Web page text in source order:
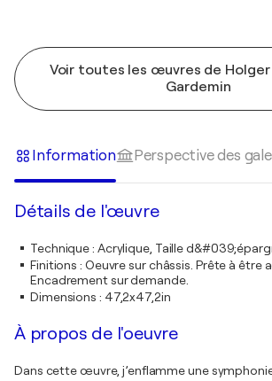
Voir toutes les œuvres de Holger
Gardemin
Information Perspective des
Détails de l'œuvre
Technique: Acrylique, Taille
Finitions : Oeuvre sur châssis. Prête à être
Encadrement sur demande.
Dimensions : 47,2x47,2in
À propos de l'oeuvre
Dans cette œuvre, j’enflamme une